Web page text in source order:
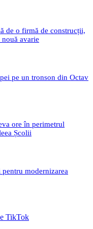
de o firmă de construcții,
avarie
pe un tronson din Octav
ore în perimetrul
Școlii
modernizarea
TikTok